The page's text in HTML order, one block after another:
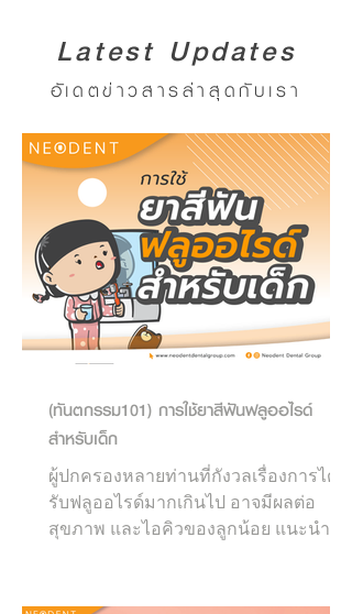
Latest Updates
อัเดตข่าวสารล่าสุดกับเรา
(ทันตกรรม101) การใช้ยาสีฟันฟลูออไรด์
สำหรับเด็ก
ผู้ปกครองหลายท่านที่กังวลเรื่องการได้
รับฟลูออไรด์มากเกินไป อาจมีผลต่อ
สุขภาพ และไอคิวของลูกน้อย แนะนำให้